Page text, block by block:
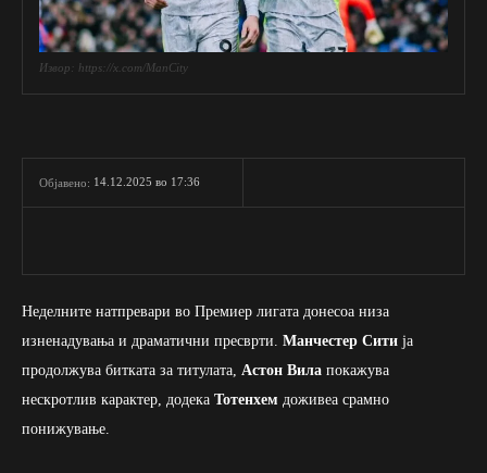
Извор: https://x.com/ManCity
Објавено: 14.12.2025 во 17:36
Неделните натпревари во Премиер лигата донесоа низа
изненадувања и драматични пресврти. Манчестер Сити ја
продолжува битката за титулата, Астон Вила покажува
нескротлив карактер, додека Тотенхем доживеа срамно
понижување.